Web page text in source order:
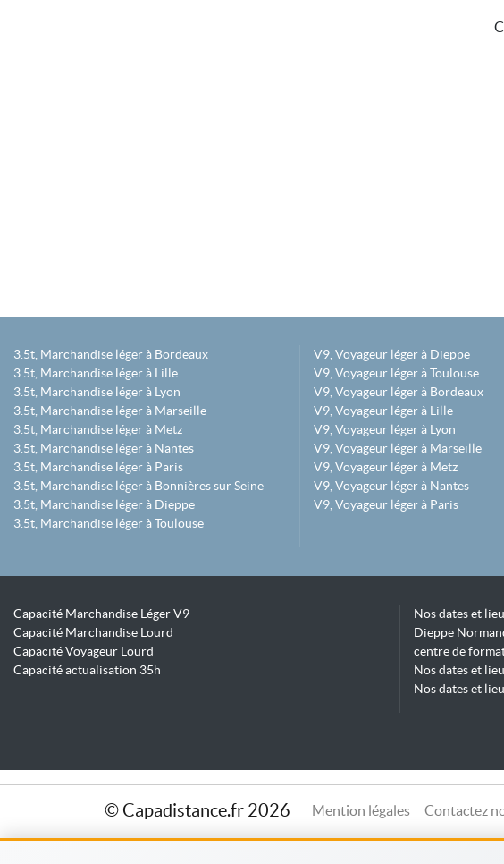
3.5t, Marchandise léger à Bordeaux
3.5t, Marchandise léger à Lille
3.5t, Marchandise léger à Lyon
3.5t, Marchandise léger à Marseille
3.5t, Marchandise léger à Metz
3.5t, Marchandise léger à Nantes
3.5t, Marchandise léger à Paris
3.5t, Marchandise léger à Bonnières sur Seine
3.5t, Marchandise léger à Dieppe
3.5t, Marchandise léger à Toulouse
V9, Voyageur léger à Dieppe
V9, Voyageur léger à Toulouse
V9, Voyageur léger à Bordeaux
V9, Voyageur léger à Lille
V9, Voyageur léger à Lyon
V9, Voyageur léger à Marseille
V9, Voyageur léger à Metz
V9, Voyageur léger à Nantes
V9, Voyageur léger à Paris
Capacité Marchandise Léger V9
Capacité Marchandise Lourd
Capacité Voyageur Lourd
Capacité actualisation 35h
Nos dates et
Dieppe
centre de
Nos dates et
Nos dates et
© Capadistance.fr 2026 Mention légales Contactez